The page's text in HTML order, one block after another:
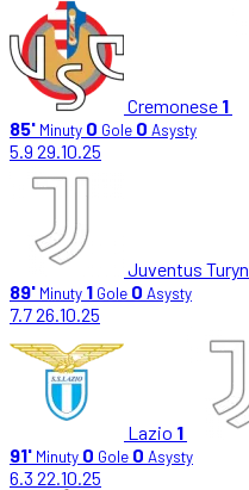
Cremonese 1
85' Minuty 0 Gole 0 Asysty
5.9 29.10.25
Juventus Turyn
89' Minuty 1 Gole 0 Asysty
7.726.10.25
Lazio 1
91' Minuty 0 Gole 0 Asysty
6.3 22.10.25